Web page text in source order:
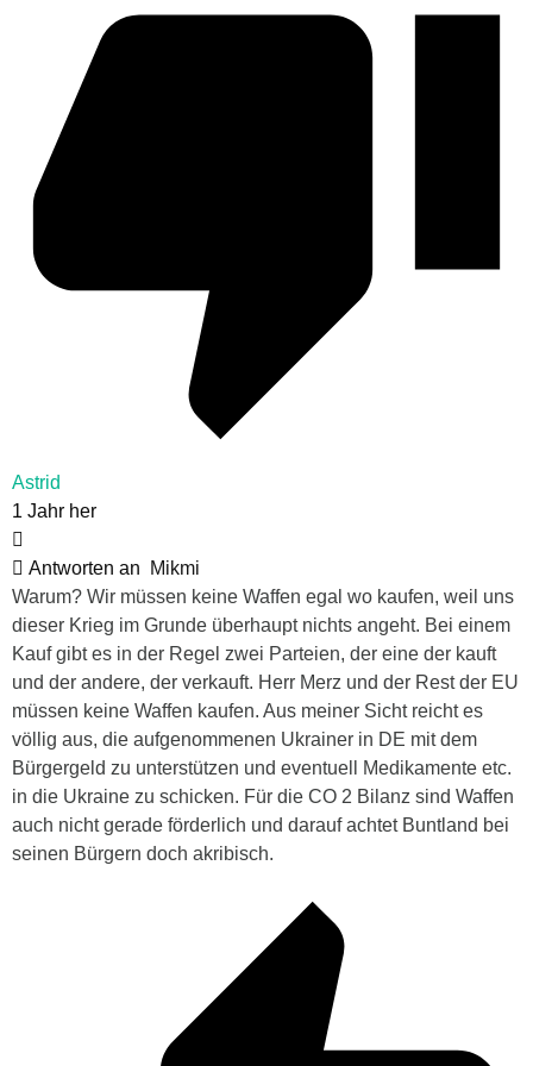
Astrid
1 Jahr her
Antworten an
Mikmi
Warum? Wir müssen keine Waffen egal wo kaufen, weil uns
dieser Krieg im Grunde überhaupt nichts angeht. Bei einem
Kauf gibt es in der Regel zwei Parteien, der eine der kauft
und der andere, der verkauft. Herr Merz und der Rest der EU
müssen keine Waffen kaufen. Aus meiner Sicht reicht es
völlig aus, die aufgenommenen Ukrainer in DE mit dem
Bürgergeld zu unterstützen und eventuell Medikamente etc.
in die Ukraine zu schicken. Für die CO 2 Bilanz sind Waffen
auch nicht gerade förderlich und darauf achtet Buntland bei
seinen Bürgern doch akribisch.